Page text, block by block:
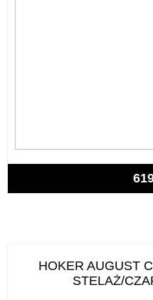
HOKER AUGUST
STELAŻ/